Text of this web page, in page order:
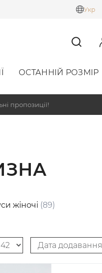
Укр
ОСТАННІЙ РОЗМІР
пропозиції!
жіночі (89)